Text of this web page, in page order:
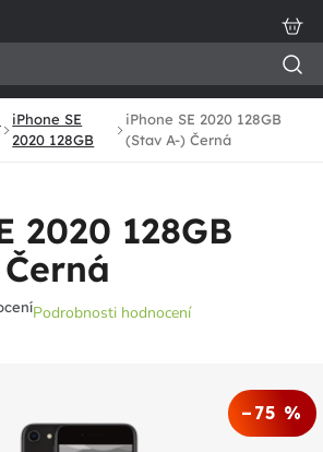
iPhone SE
2020 128GB
iPhone SE 2020 128GB
(Stav A-) Černá
2020 128GB
Podrobnosti hodnocení
–75 %